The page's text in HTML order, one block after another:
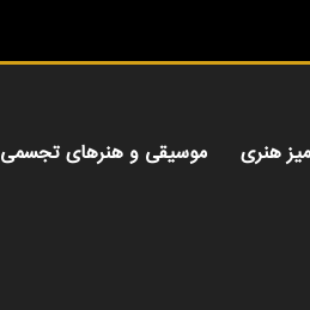
هنری موسیقی و هنرهای تجسمی